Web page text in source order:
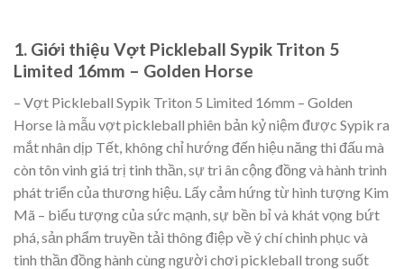
1. Giới thiệu Vợt Pickleball Sypik Triton 5
Limited 16mm – Golden Horse
– Vợt Pickleball Sypik Triton 5 Limited 16mm – Golden
Horse là mẫu vợt pickleball phiên bản kỷ niệm được Sypik ra
mắt nhân dịp Tết, không chỉ hướng đến hiệu năng thi đấu mà
còn tôn vinh giá trị tinh thần, sự tri ân cộng đồng và hành trình
phát triển của thương hiệu. Lấy cảm hứng từ hình tượng Kim
Mã – biểu tượng của sức mạnh, sự bền bỉ và khát vọng bứt
phá, sản phẩm truyền tải thông điệp về ý chí chinh phục và
tinh thần đồng hành cùng người chơi pickleball trong suốt